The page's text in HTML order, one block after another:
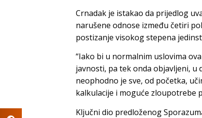
Crnadak je istakao da prijedlog
narušene odnose između četiri
postizanje visokog stepena
“Iako bi u normalnim uslovima
javnosti, pa tek onda objavljeni,
neophodno je sve, od početka,
kalkulacije i moguće zloupotrebe
Ključni dio predloženog